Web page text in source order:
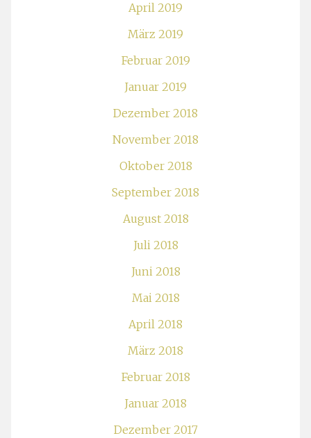
April 2019
März 2019
Februar 2019
Januar 2019
Dezember 2018
November 2018
Oktober 2018
September 2018
August 2018
Juli 2018
Juni 2018
Mai 2018
April 2018
März 2018
Februar 2018
Januar 2018
Dezember 2017